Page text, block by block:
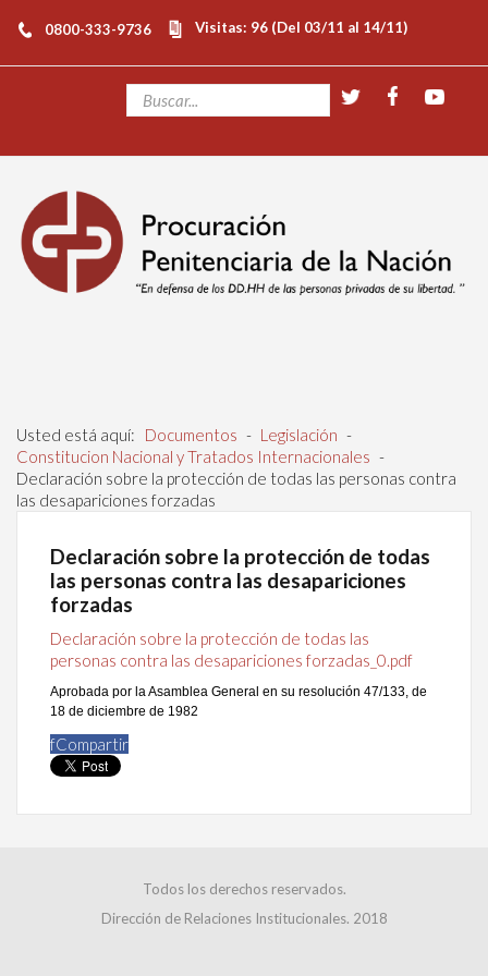
0800-333-9736 Visitas: 96 (Del 03/11 al 14/11)
Usted está aquí: Documentos - Legislación -
Constitucion Nacional y Tratados Internacionales -
Declaración sobre la protección de todas las personas contra
las desapariciones forzadas
Declaración sobre la protección de todas
las personas contra las desapariciones
forzadas
Declaración sobre la protección de todas las
personas contra las desapariciones forzadas_0.pdf
Aprobada por la Asamblea General en su resolución 47/133, de
18 de diciembre de 1982
fCompartir
Todos los derechos reservados.
Dirección de Relaciones Institucionales. 2018